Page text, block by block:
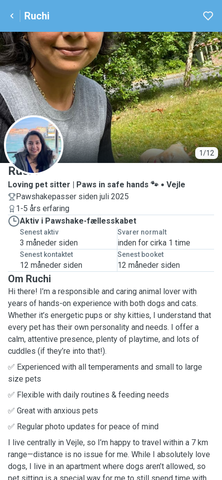
Ruchi
1/12
R
Ruchi
Loving pet sitter | Paws in safe hands 🐾
Vejle
Pawshakepasser siden juli 2025
1-5 års erfaring
Aktiv i Pawshake-fællesskabet
Senest aktiv
3 måneder siden
Svarer normalt
inden for cirka 1 time
Senest kontaktet
12 måneder siden
Senest booket
12 måneder siden
Om Ruchi
Hi there! I’m a responsible and caring animal lover with
years of hands-on experience with both dogs and cats.
Whether it’s energetic pups or shy kitties, I understand that
every pet has their own personality and needs. I offer a
calm, attentive presence, plenty of playtime, and lots of
cuddles (if they’re into that!).
✅ Experienced with all temperaments and small to large
size pets
✅ Flexible with daily routines & feeding needs
✅ Great with anxious pets
✅ Regular photo updates for peace of mind
I live centrally in Vejle, so I’m happy to travel within a 7 km
range—distance is no issue for me. While I absolutely love
dogs, I live in an apartment where dogs aren’t allowed, so